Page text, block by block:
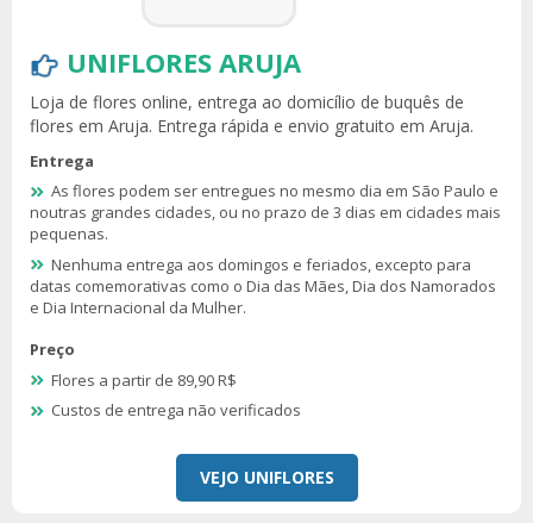
UNIFLORES ARUJA
Loja de flores online, entrega ao domicílio de buquês de
flores em Aruja. Entrega rápida e envio gratuito em Aruja.
Entrega
As flores podem ser entregues no mesmo dia em São Paulo e
noutras grandes cidades, ou no prazo de 3 dias em cidades mais
pequenas.
Nenhuma entrega aos domingos e feriados, excepto para
datas comemorativas como o Dia das Mães, Dia dos Namorados
e Dia Internacional da Mulher.
Preço
Flores a partir de 89,90 R$
Custos de entrega não verificados
VEJO UNIFLORES